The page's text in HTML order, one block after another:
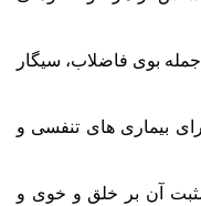
جمله بوی فاضلاب، سیگار
بیماری‌ های تنفسی و
آن بر خلق و خوی و